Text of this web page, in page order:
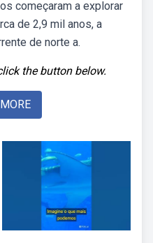
começaram a explorar
de 2,9 mil anos, a
de norte a.
the button below.